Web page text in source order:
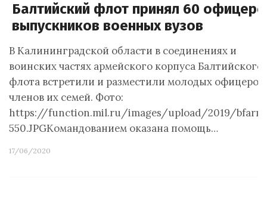
Балтийский флот принял 60
выпускников военных вузов
В Калининградской области в соединениях и
воинских частях армейского корпуса Балтийского
флота встретили и разместили молодых офицеров
членов их семей. Фото:
https://function.mil.ru/images/upload/2019/
550.JPGКомандованием оказана помощь…
17/06/2020